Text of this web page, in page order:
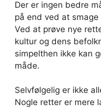
Der er ingen bedre
på end ved at
Ved at prøve nye
kultur og dens
simpelthen ikke kan
måde.
Selvfølgelig er ikke
Nogle retter er mere